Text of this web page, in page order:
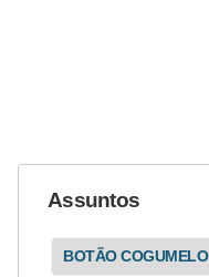
Assuntos
BOTÃO COGUMELO
u
r